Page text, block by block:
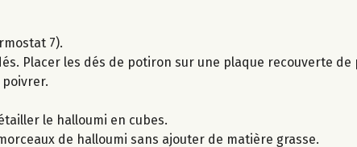
7).
Placer les dés de potiron sur une plaque recouverte
poivrer.
le halloumi en cubes.
de halloumi sans ajouter de matière grasse.